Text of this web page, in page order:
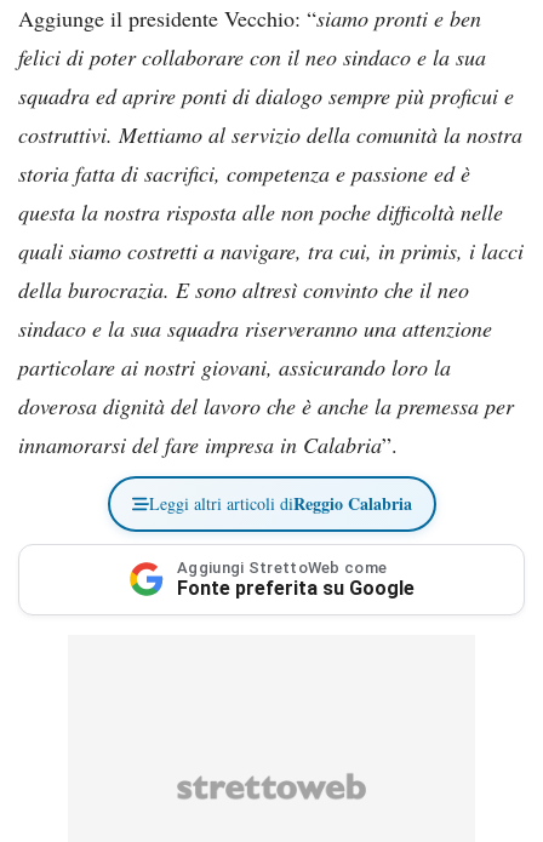
Aggiunge il presidente Vecchio: “siamo pronti e ben
felici di poter collaborare con il neo sindaco e la sua
squadra ed aprire ponti di dialogo sempre più proficui e
costruttivi. Mettiamo al servizio della comunità la nostra
storia fatta di sacrifici, competenza e passione ed è
questa la nostra risposta alle non poche difficoltà nelle
quali siamo costretti a navigare, tra cui, in primis, i lacci
della burocrazia. E sono altresì convinto che il neo
sindaco e la sua squadra riserveranno una attenzione
particolare ai nostri giovani, assicurando loro la
doverosa dignità del lavoro che è anche la premessa per
innamorarsi del fare impresa in Calabria”.
Leggi altri articoli diReggio Calabria
Aggiungi StrettoWeb come
Fonte preferita su Google